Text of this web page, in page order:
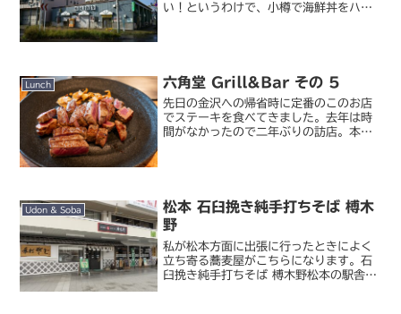
い！というわけで、小樽で海鮮丼をハシ
Lunch 六角堂 Grill&Bar その 5
先日の金沢への帰省時に定番のこのお店
でステーキを食べてきました。去年は時
間がなかったので二年ぶりの訪店。本店
Udon & Soba
松本 石臼挽き純手打ちそば 榑木
野
私が松本方面に出張に行ったときによく
立ち寄る蕎麦屋がこちらになります。石
臼挽き純手打ちそば 榑木野松本の駅舎に